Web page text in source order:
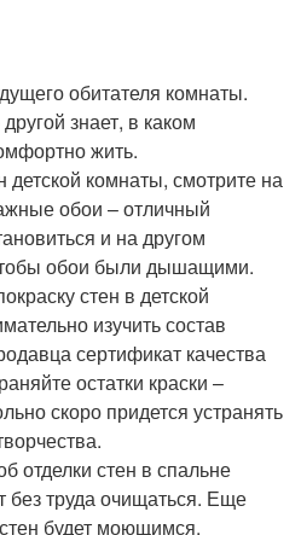
обитателя комнаты.
знает, в каком
жить.
комнаты, смотрите на
обои – отличный
и на другом
обои были дышащими.
стен в детской
изучить состав
сертификат качества
остатки краски –
скоро придется устранять
отделки стен в спальне
без труда очищаться. Еще
будет моющимся.